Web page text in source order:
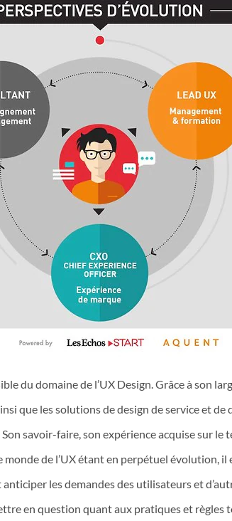
du domaine de l’UX Design. Grâce à son
que les solutions de design de service et
savoir-faire, son expérience acquise sur
de l’UX étant en perpétuel évolution, il
les demandes des utilisateurs et
en question quant aux pratiques et règles